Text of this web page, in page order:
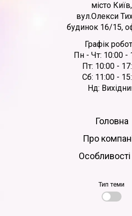
місто Київ,
вул.Олекси
будинок 16/15,
Графік
Пн - Чт: 10:00 -
Пт: 10:00 -
Сб: 11:00 -
Нд:
Головна
Про
Тип теми